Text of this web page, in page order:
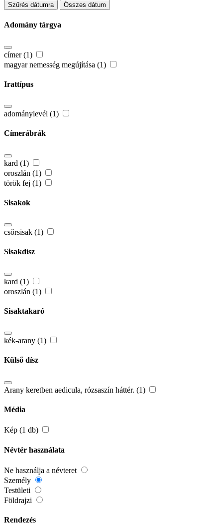
Szűrés dátumra Összes dátum
Adomány tárgya
címer (1)
magyar nemesség megújítása (1)
Irattípus
adománylevél (1)
Címerábrák
kard (1)
oroszlán (1)
török fej (1)
Sisakok
csőrsisak (1)
Sisakdísz
kard (1)
oroszlán (1)
Sisaktakaró
kék-arany (1)
Külső dísz
Arany keretben aedicula, rózsaszín háttér. (1)
Média
Kép (1 db)
Névtér használata
Ne használja a névteret
Személy
Testületi
Földrajzi
Rendezés